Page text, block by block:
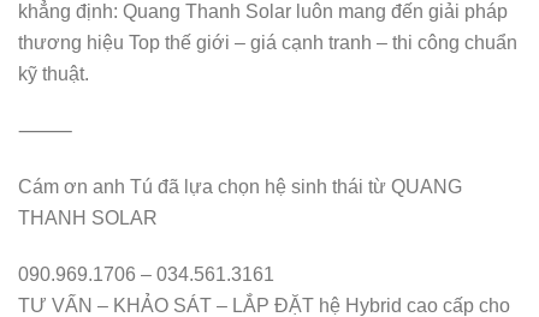
khẳng định: Quang Thanh Solar luôn mang đến giải pháp
thương hiệu Top thế giới – giá cạnh tranh – thi công chuẩn
kỹ thuật.
⸻
Cám ơn anh Tú đã lựa chọn hệ sinh thái từ QUANG
THANH SOLAR
090.969.1706 – 034.561.3161
TƯ VẤN – KHẢO SÁT – LẮP ĐẶT hệ Hybrid cao cấp cho